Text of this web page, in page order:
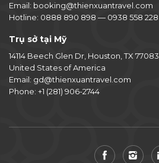
Email: booking@thienxuantravel.com
Hotline: 0888 890 898 — 0938 558 228
Trụ sở tại Mỹ
14114 Beech Glen Dr, Houston, TX 77083
United States of America
Email: gd@thienxuantravel.com
Phone: +1 (281) 906-2744